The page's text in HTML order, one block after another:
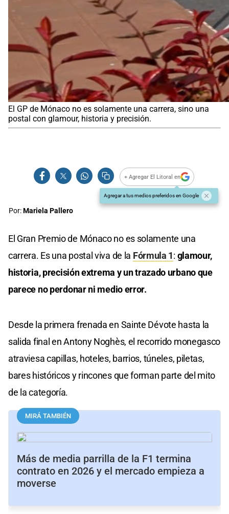
El GP de Mónaco no es solamente una carrera, sino una
postal con glamour, historia y precisión.
+ Agregar El Litoral en
Agregar a tus medios preferidos en Google
Por:Mariela Pallero
El Gran Premio de Mónaco no es solamente una
carrera. Es una postal viva de la Fórmula 1: glamour,
historia, precisión extrema y un trazado urbanoque
parece no perdonar ni medio error.
Desde la primera frenada en Sainte Dévote hasta la
salida final en Antony Noghès, el recorrido monegasco
atraviesa capillas, hoteles, barrios, túneles, piletas,
bares históricos y rincones que forman parte del mito
de la categoría.
MIRÁ TAMBIÉN
Más de media parrilla de la F1 termina
contrato en 2026 y el mercado empieza a
moverse